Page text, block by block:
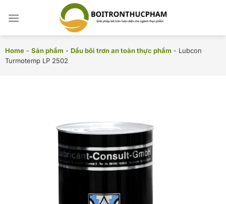
đến
Home - Sản phẩm - Dầu bôi trơn an toàn thực phẩm - Lubcon
Turmotemp LP 2502